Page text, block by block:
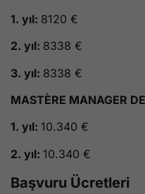
1. yıl: 8120 €
2. yıl: 8338 €
3. yıl: 8338 €
MASTÈRE MANAGER
1. yıl: 10.340 €
2. yıl: 10.340 €
Başvuru Ücretleri